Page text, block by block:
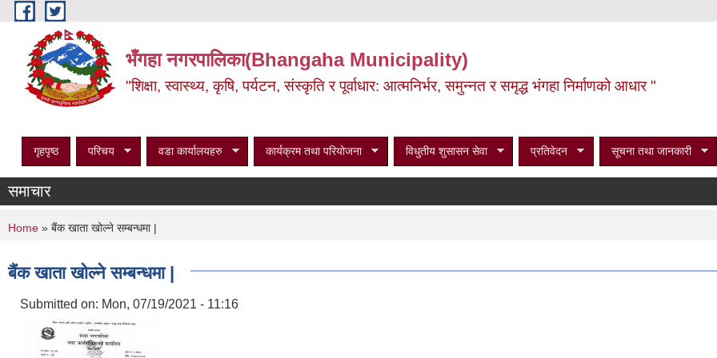
Skip to main content
भँगहा नगरपालिका(Bhangaha Municipality)
"शिक्षा, स्वास्थ्य, कृषि, पर्यटन, संस्कृति र पूर्वाधार: आत्मनिर्भर, समुन्नत र समृद्ध भंगहा निर्माणको आधार "
गृहपृष्ठ परिचय वडा कार्यालयहरु कार्यक्रम तथा परियोजना विधुतीय शुसासन सेवा प्रतिवेदन सूचना तथा जानकारी
समाचार
You are here
Home » बैंक खाता खोल्ने सम्बन्धमा |
बैंक खाता खोल्ने सम्बन्धमा |
Submitted on: Mon, 07/19/2021 - 11:16